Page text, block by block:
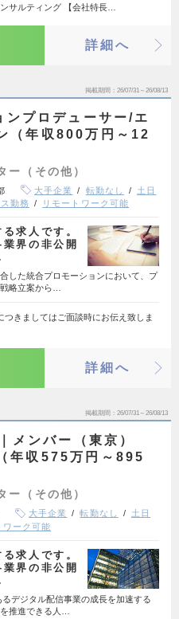
サルティング 【会社特長…
詳細へ
掲載期間 26/07/31～26/08/13
ンプロデューサー/エ
（年収800万円～12
ー（その他）
大手企業 転勤なし
土日
勤務 リモートワーク可能
求人です。
界の非公開
した統合プロモーションにおいて、プ
略立案から…
つきましてはご面談時にお伝え致しま
詳細へ
掲載期間 26/07/31～26/08/13
メンバー（東京）
年収575万円～895
ー（その他）
大手企業 転勤なし
土日
ワーク可能
求人です。
界の非公開
デジタル配信事業の成長を加速する
推進できる人…